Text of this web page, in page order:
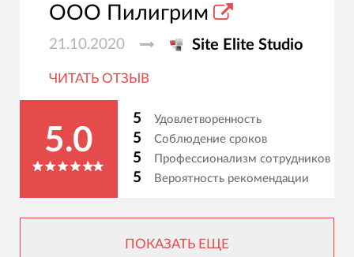
ООО Пилигрим
21.10.2020 Site Elite Studio
ЧИТАТЬ ОТЗЫВ
5.0
5 Удовлетворенность
5 Соблюдение сроков
5 Профессионализм сотрудников
5 Вероятность рекомендации
ПОКАЗАТЬ ЕЩЕ